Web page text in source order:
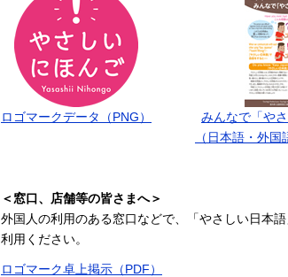
ロゴマークデータ（PNG）
みんなで「や
（日本語・外国
＜窓口、店舗等の皆さまへ＞
外国人の利用のある窓口などで、「やさしい日本
利用ください。
ロゴマーク卓上掲示（PDF）